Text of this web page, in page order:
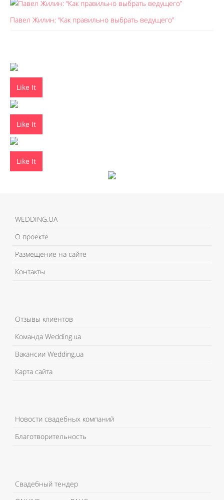
Павел Жилин: “Как правильно выбрать ведущего”
Like It
Like It
Like It
WEDDING.UA
О проекте
Размещение на сайте
Контакты
Отзывы клиентов
Команда Wedding.ua
Вакансии Wedding.ua
Карта сайта
Новости свадебных компаний
Благотворительность
Свадебный тендер